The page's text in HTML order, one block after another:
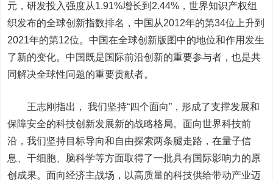
元，研发投入强度从1.91%增长到2.44%，世界知识产权组
织发布的全球创新指数排名，中国从2012年的第34位上升到
2021年的第12位。 中国在全球创新版图中的地位和作用发生
了新的变化。中国既是国际前沿创新的重要参与者，也是共
同解决全球性问题的重要贡献者。
王志刚指出， 我们坚持“四个面向”，形成了支撑发展和
保障安全的科技创新发展新的战略格局。面向世界科技前
沿，我们坚持目标导向和自由探索两条腿走路，在量子信
息、干细胞、脑科学等方面取得了一批具有国际影响力的原
创成果。面向经济主战场，以高质量的科技供给带动产业迈